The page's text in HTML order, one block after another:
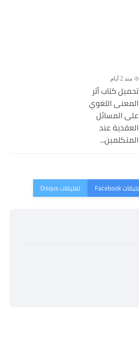
منذ 2 أيام
تحميل كتاب أثر
المعنى اللغوي
على المسائل
العقدية عند
المتكلمين...